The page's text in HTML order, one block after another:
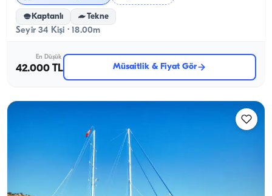
Kaptanlı Tekne
Seyir 34 Kişi · 18.00m
En Düşük
42.000 TL Müsaitlik & Fiyat Gör